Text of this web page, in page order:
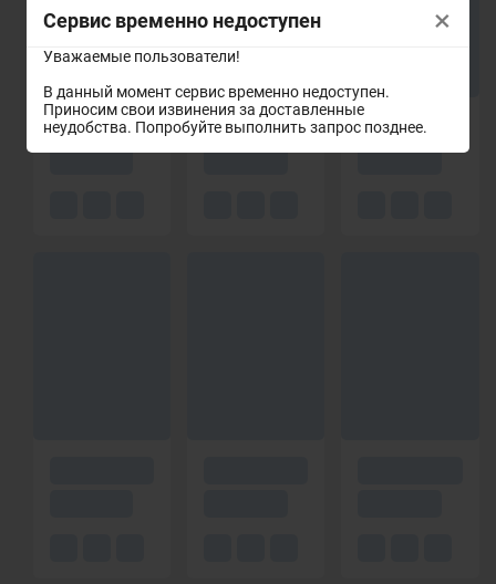
Сервис временно недоступен
Уважаемые пользователи!
В данный момент сервис временно недоступен.
Приносим свои извинения за доставленные
неудобства. Попробуйте выполнить запрос позднее.
×